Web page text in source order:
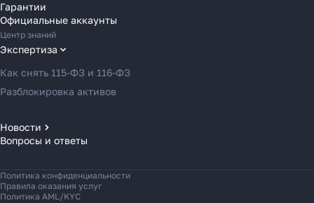
Переводы в Чехию
Переводы в Швейцарию
Переводы в Эстонию
Переводы в Азербайджан
Переводы в Армению
Переводы в Турцию
Переводы в Индию
Переводы в Казахстан
Переводы в Кыргызстан
Гарантии
Официальные аккаунты
Центр знаний
Экспертиза
Как снять 115-ФЗ и 116-ФЗ
Разблокировка активов
Новости
Новости MoneyPort
Новости рынка
Вопросы и ответы
Политика конфиденциальности
Правила оказания услуг
Политика AML/KYC